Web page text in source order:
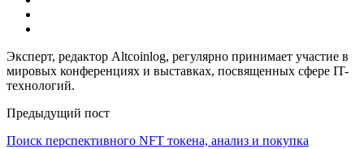
Эксперт, редактор Altcoinlog, регулярно принимает участие в
мировых конференциях и выставках, посвященных сфере IT-
технологий.
Предыдущий пост
Поиск перспективного NFT токена, анализ и покупка